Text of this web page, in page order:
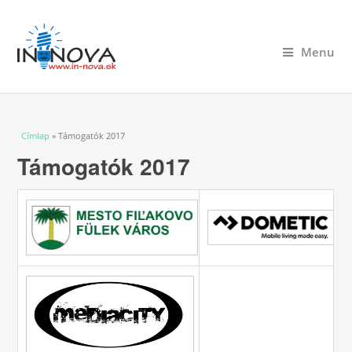
Menu
Jelenlegi hely
Címlap » Támogatók 2017
Támogatók 2017